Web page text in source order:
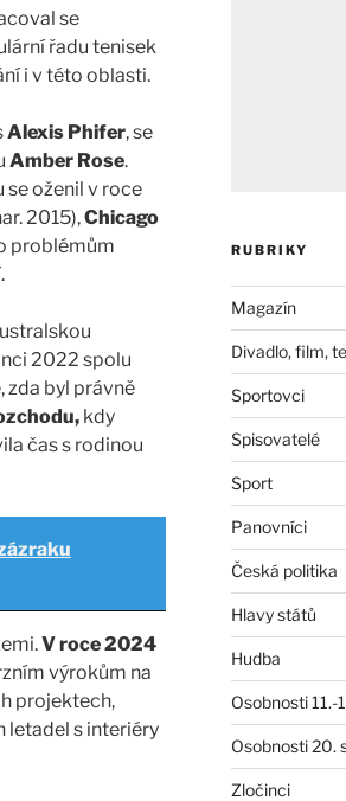
se
řadu tenisek
i v této oblasti.
Alexis Phifer, se
Amber Rose.
se oženil v roce
2015),Chicago
problémům
2022 spolu
zda byl právně
kdy
čas s rodinou
V roce 2024
výrokům na
projektech,
letadel s interiéry
RUBRIKY
Magazín
Divadlo, film,
Sportovci
Spisovatelé
Sport
Panovníci
Česká politika
Hlavy států
Hudba
Osobnosti 11.-
Osobnosti 20.
Zločinci